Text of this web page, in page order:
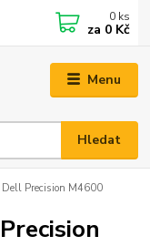
Menu
Hledat
0 ks
za 0 Kč
Precision M4600